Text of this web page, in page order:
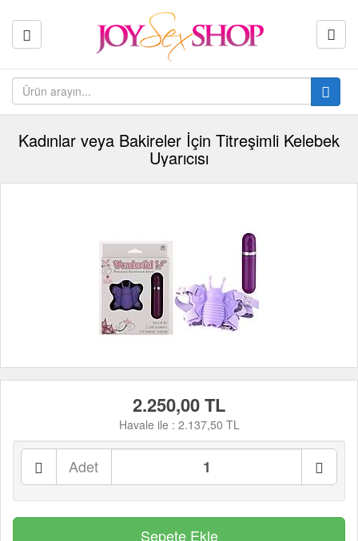
Kadınlar veya Bakireler İçin Titreşimli Kelebek
Uyarıcısı
2.250,00 TL
Havale ile : 2.137,50 TL
Adet